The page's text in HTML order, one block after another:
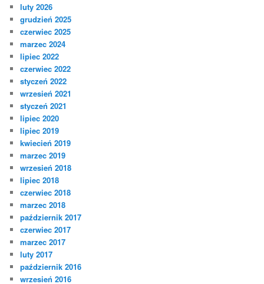
luty 2026
grudzień 2025
czerwiec 2025
marzec 2024
lipiec 2022
czerwiec 2022
styczeń 2022
wrzesień 2021
styczeń 2021
lipiec 2020
lipiec 2019
kwiecień 2019
marzec 2019
wrzesień 2018
lipiec 2018
czerwiec 2018
marzec 2018
październik 2017
czerwiec 2017
marzec 2017
luty 2017
październik 2016
wrzesień 2016